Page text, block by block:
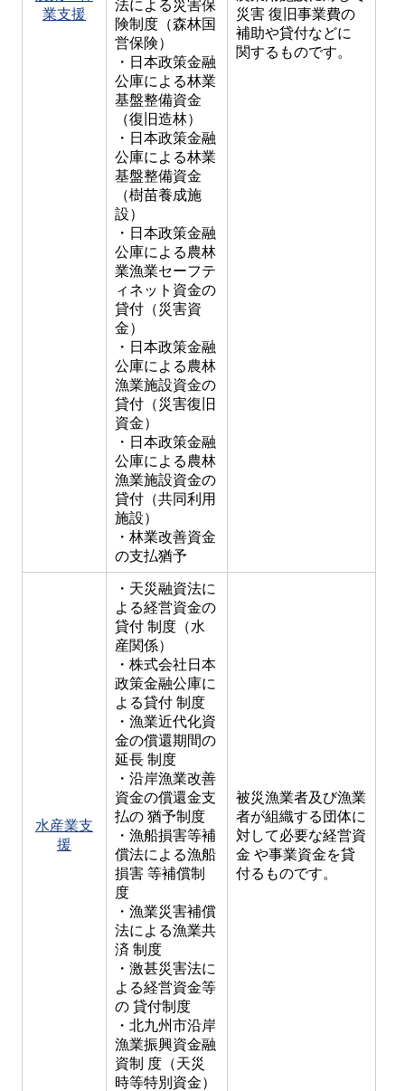
業支援
法による災害保
険制度（森林国
営保険）
・日本政策金融
公庫による林業
基盤整備資金
（復旧造林）
・日本政策金融
公庫による林業
基盤整備資金
（樹苗養成施
設）
・日本政策金融
公庫による農林
業漁業セーフテ
ィネット資金の
貸付（災害資
金）
・日本政策金融
公庫による農林
漁業施設資金の
貸付（災害復旧
資金）
・日本政策金融
公庫による農林
漁業施設資金の
貸付（共同利用
施設）
・林業改善資金
の支払猶予
災害 復旧事業費の
補助や貸付などに
関するものです。
水産業支
援
・天災融資法に
よる経営資金の
貸付 制度（水
産関係）
・株式会社日本
政策金融公庫に
よる貸付 制度
・漁業近代化資
金の償還期間の
延長 制度
・沿岸漁業改善
資金の償還金支
払の 猶予制度
・漁船損害等補
償法による漁船
損害 等補償制
度
・漁業災害補償
法による漁業共
済 制度
・激甚災害法に
よる経営資金等
の 貸付制度
・北九州市沿岸
漁業振興資金融
資制 度（天災
時等特別資金）
被災漁業者及び漁業
者が組織する団体に
対して必要な経営資
金 や事業資金を貸
付るものです。